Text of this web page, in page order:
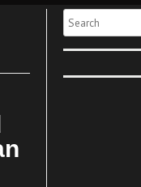
Search